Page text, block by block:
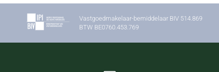
Vastgoedmakelaar-bemiddelaar BIV 514.869
BTW BE0760.453.769